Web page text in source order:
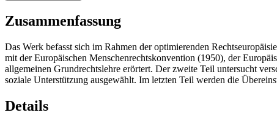
Zusammenfassung
Das Werk befasst sich im Rahmen der optimierenden
mit der Europäischen Menschenrechtskonvention (1950), der
allgemeinen Grundrechtslehre erörtert. Der zweite Teil untersucht
soziale Unterstützung ausgewählt. Im letzten Teil werden die
Details